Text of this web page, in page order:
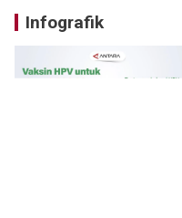
Infografik